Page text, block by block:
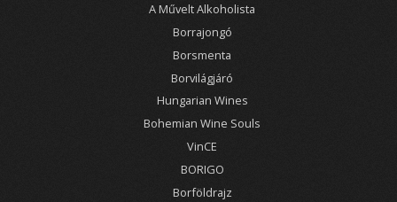
A Művelt Alkoholista
Borrajongó
Borsmenta
Borvilágjáró
Hungarian Wines
Bohemian Wine Souls
VinCE
BORIGO
Borföldrajz